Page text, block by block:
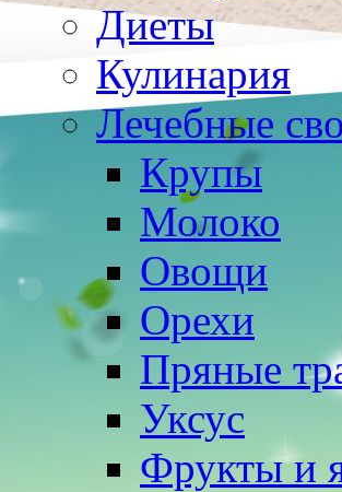
Диеты
Кулинария
Лечебные
Крупы
Молоко
Овощи
Орехи
Пряные
Уксус
Фрукты и